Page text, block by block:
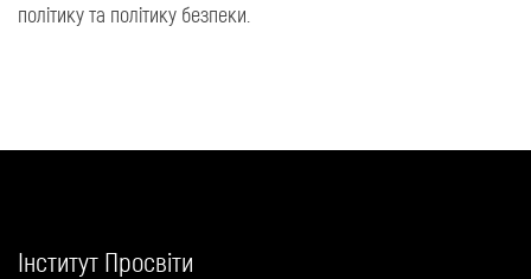
політику та політику безпеки.
Інститут Просвіти